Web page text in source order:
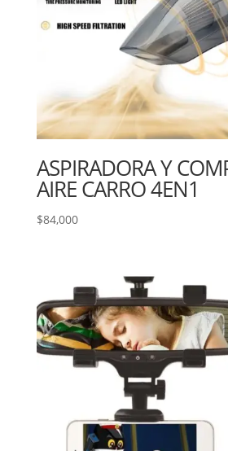
ASPIRADORA Y
AIRE CARRO 4EN1
$84,000